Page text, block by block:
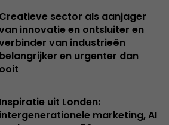
Creatieve sector als aanjager
innovatie en ontsluiter en
van industrieën
belangrijker en urgenter dan
ooit
Inspiratie uit Londen:
intergenerationele marketing, AI